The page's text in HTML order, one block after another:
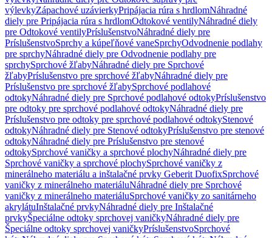
výlevkyZápachové uzávierkyPripájacia rúra s hrdlomNáhradné
diely pre Pripájacia rúra s hrdlomOdtokové ventilyNáhradné diely
pre Odtokové ventilyPríslušenstvoNáhradné diely pre
PríslušenstvoSprchy a kúpeľňové vaneSprchyOdvodnenie podlahy
pre sprchyNáhradné diely pre Odvodnenie podlahy pre
sprchySprchové žľabyNáhradné diely pre Sprchové
žľabyPríslušenstvo pre sprchové žľabyNáhradné diely pre
Príslušenstvo pre sprchové žľabySprchové podlahové
odtokyNáhradné diely pre Sprchové podlahové odtokyPríslušenstvo
pre odtoky pre sprchové podlahové odtokyNáhradné diely pre
Príslušenstvo pre odtoky pre sprchové podlahové odtokyStenové
odtokyNáhradné diely pre Stenové odtokyPríslušenstvo pre stenové
odtokyNáhradné diely pre Príslušenstvo pre stenové
odtokySprchové vaničky a sprchové plochyNáhradné diely pre
Sprchové vaničky a sprchové plochySprchové vaničky z
minerálneho materiálu a inštalačné prvky Geberit DuofixSprchové
vaničky z minerálneho materiáluNáhradné diely pre Sprchové
vaničky z minerálneho materiáluSprchové vaničky zo sanitárneho
akrylátuInštalačné prvkyNáhradné diely pre Inštalačné
prvkyŠpeciálne odtoky sprchovej vaničkyNáhradné diely pre
Špeciálne odtoky sprchovej vaničkyPríslušenstvoSprchové